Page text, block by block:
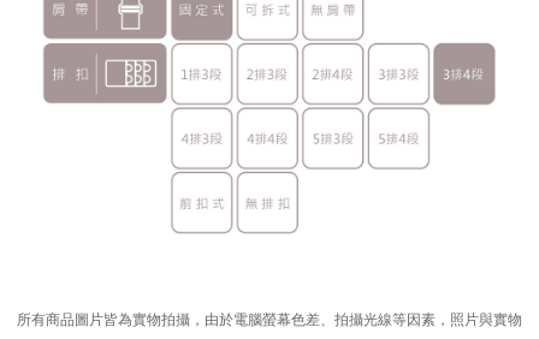
所有商品圖片皆為實物拍攝，由於電腦螢幕色差、拍攝光線等因素，照片與實物